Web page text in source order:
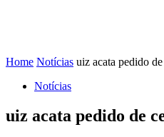
Home Notícias uiz acata pedido
Notícias
uiz acata pedido de